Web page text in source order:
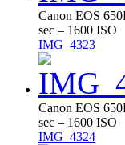
Canon EOS
sec – 1600 ISO
IMG_4323
Canon EOS
sec – 1600 ISO
IMG_4324